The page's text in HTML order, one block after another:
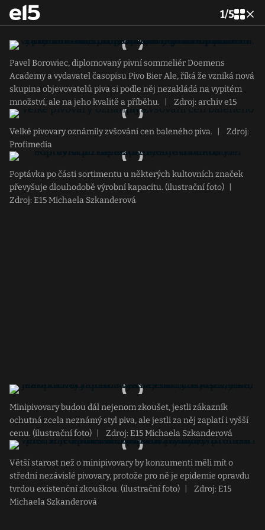
1/5
Pavel Borowiec, diplomovaný pivní sommeliér Doemens
Academy a vydavatel časopisu Pivo Bier Ale, říká že vzniká nová
skupina objevovatelů piva si podle něj nezakládá na vypitém
množství, ale na jeho kvalitě a příběhu.
Zdroj: archiv e15
Velké pivovary oznámily zvšování cen baleného piva.
Zdroj:
Profimedia
Poptávka po části sortimentu u některých kultovních značek
převyšuje dlouhodobě výrobní kapacitu. (ilustrační foto)
Zdroj: E15 Michaela Szkanderová
Minipivovary budou dál nejenom zkoušet, jestli zákazník
ochutná zcela neznámý styl piva, ale jestli za něj zaplatí i vyšší
cenu. (ilustrační foto)
Zdroj: E15 Michaela Szkanderová
Větší starost než o minipivovary by konzumenti měli mít o
střední nezávislé pivovary, protože pro ně je epidemie opravdu
tvrdou existenční zkouškou. (ilustrační foto)
Zdroj: E15
Michaela Szkanderová